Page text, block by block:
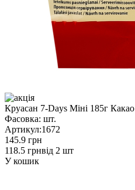
Круасан 7-Days Міні 185г Какао
Фасовка: шт.
Артикул:1672
145.9 грн
118.5 грнвід 2 шт
У кошик